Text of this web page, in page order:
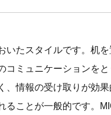
いたスタイルです。机
ミュニケーションをと
、情報の受け取りが効
ることが一般的です。